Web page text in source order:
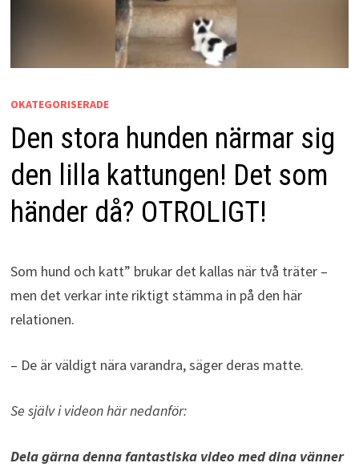
OKATEGORISERADE
Den stora hunden närmar sig
den lilla kattungen! Det som
händer då? OTROLIGT!
Som hund och katt” brukar det kallas när två träter –
men det verkar inte riktigt stämma in på den här
relationen.
– De är väldigt nära varandra, säger deras matte.
Se själv i videon här nedanför:
Dela gärna denna fantastiska video med dina vänner